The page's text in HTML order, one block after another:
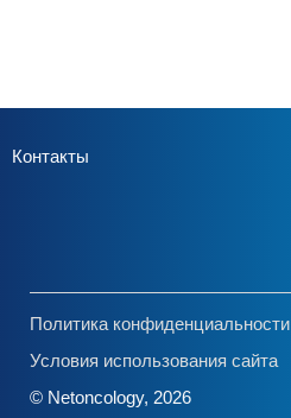
Контакты
Политика конфиденциальности
Условия использования сайта
© Netoncology, 2026